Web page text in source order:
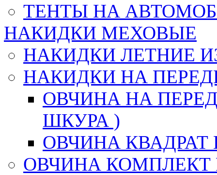
ТЕНТЫ НА
НАКИДКИ МЕХОВЫЕ
НАКИДКИ ЛЕТНИЕ
НАКИДКИ НА
ОВЧИНА НА
ШКУРА )
ОВЧИНА КВАДРАТ
ОВЧИНА КОМПЛЕКТ